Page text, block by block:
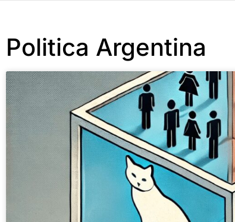
Politica Argentina